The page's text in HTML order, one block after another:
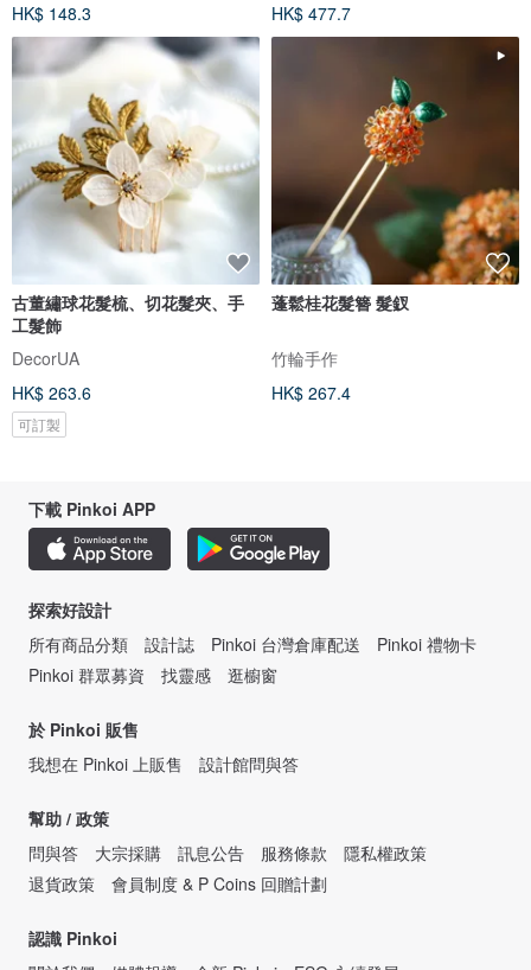
HK$ 148.3
HK$ 477.7
古董繡球花髮梳、切花髮夾、手
工髮飾
DecorUA
HK$ 263.6
可訂製
蓬鬆桂花髮簪 髮釵
竹輪手作
HK$ 267.4
下載 Pinkoi APP
探索好設計
所有商品分類
設計誌 Pinkoi 台灣倉庫配送
Pinkoi 禮物卡
Pinkoi 群眾募資
找靈感 逛櫥窗
於 Pinkoi 販售
我想在 Pinkoi 上販售
設計館問與答
幫助 / 政策
問與答
大宗採購 訊息公告 服務條款
隱私權政策
退貨政策
會員制度 & P Coins 回贈計劃
認識 Pinkoi